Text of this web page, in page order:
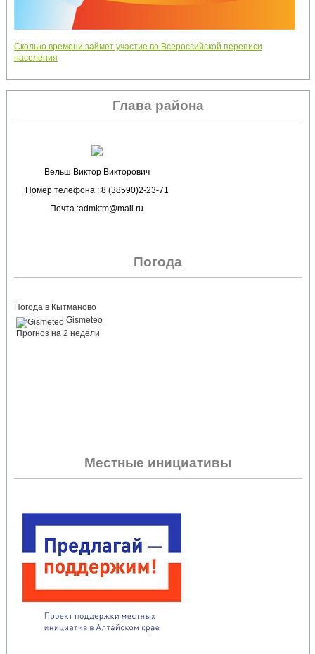
Сколько времени займет участие во Всероссийской переписи
населения
Глава района
Вельш Виктор Викторович
Номер телефона : 8 (38590)2-23-71
Почта :admktm@mail.ru
Погода
Погода в Кытманово
Gismeteo
Прогноз на 2 недели
Местные инициативы